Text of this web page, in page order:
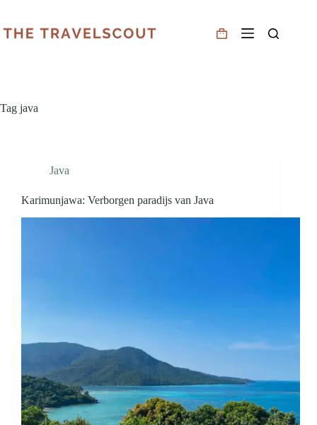
Tag java
Java
Karimunjawa: Verborgen paradijs van Java